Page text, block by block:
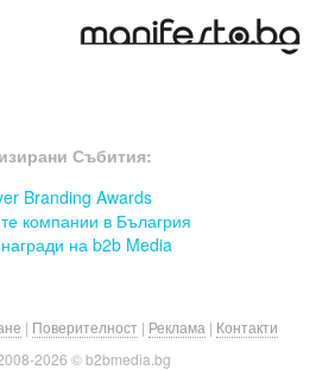
Събития:
Branding Awards
компании в Бълагрия
на b2b Media
| Поверителност | Реклама | Контакти
2026 © b2bmedia.bg